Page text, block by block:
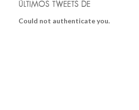
ÚLTIMOS TWEETS DE
Could not authenticate you.